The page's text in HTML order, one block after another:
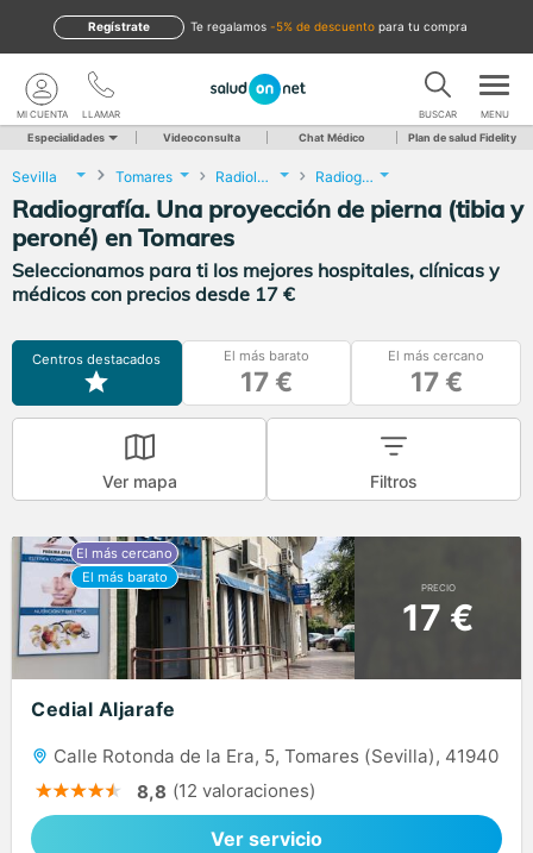
te regalamos -5% de descuento para tu compra
Regístrate
LLAMAR
MI CUENTA BUSCAR MENU
Especialidades Videoconsulta Chat Médico Plan de salud Fidelity
Sevilla Tomares Radiología Radiografía. Una proyección de pierna (tibia y peroné)
Radiografía. Una proyección de pierna (tibia y
peroné) en Tomares
Seleccionamos para ti los mejores hospitales, clínicas y
médicos con precios desde 17 €
Centros destacados El más barato
17 €
El más cercano
17 €
Ver mapa Filtros
PRECIO
17 €
Cedial Aljarafe
Calle Rotonda de la Era, 5, Tomares (Sevilla), 41940
8,8 (12 valoraciones)
Ver servicio